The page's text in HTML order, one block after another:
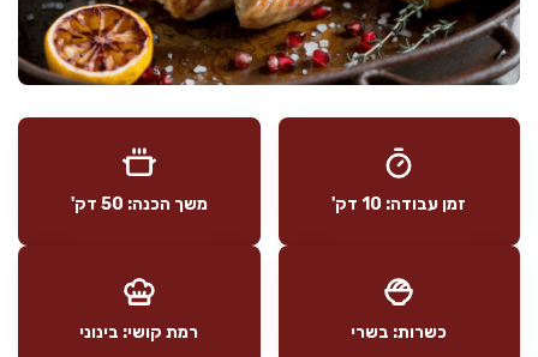
זמן עבודה: 10 דק' משך הכנה: 50 דק'
כשרות: בשרי רמת קושי: בינוני